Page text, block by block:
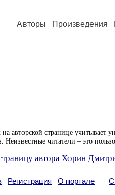
Авторы Произведения
авторской странице учитывает
читатели – это
автора Хорин
Регистрация О портале